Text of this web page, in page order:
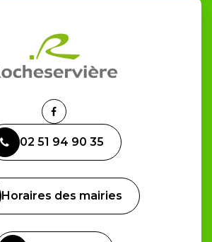
Lien
le
compte
02 51 94 90 35
Horaires des mairies